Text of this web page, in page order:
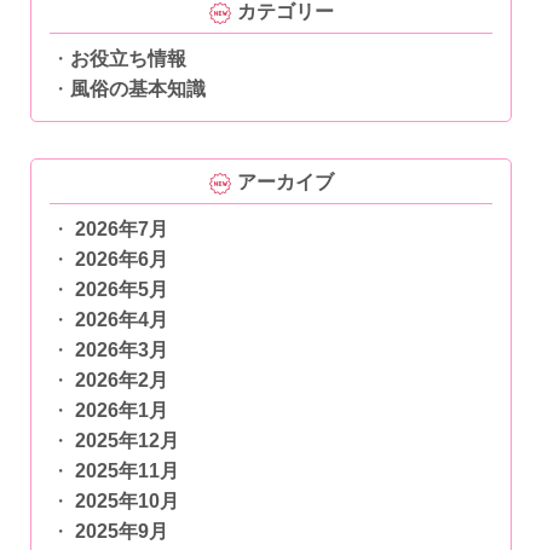
カテゴリー
お役立ち情報
風俗の基本知識
アーカイブ
2026年7月
2026年6月
2026年5月
2026年4月
2026年3月
2026年2月
2026年1月
2025年12月
2025年11月
2025年10月
2025年9月